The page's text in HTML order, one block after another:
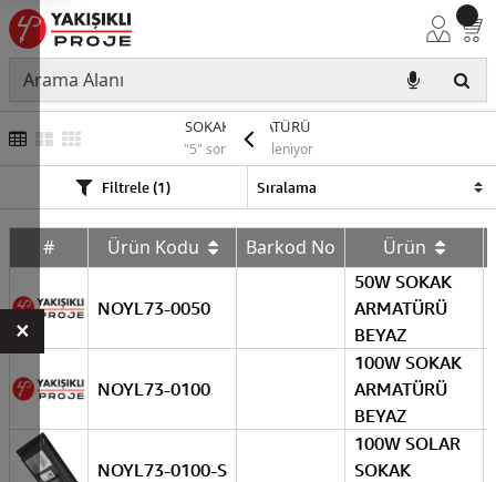
SOKAK ARMATÜRÜ
"5" sonuç listeleniyor
Filtrele (1)
# Ürün Kodu Barkod No Ürün
NOYL73-0050
50W SOKAK
ARMATÜRÜ
BEYAZ
NOYL73-0100
100W SOKAK
ARMATÜRÜ
BEYAZ
NOYL73-0100-S
100W SOLAR
SOKAK
×